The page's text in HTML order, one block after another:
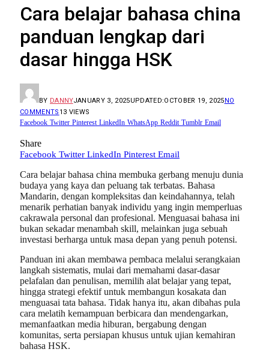
Cara belajar bahasa china
panduan lengkap dari
dasar hingga HSK
BY DANNYJANUARY 3, 2025UPDATED:OCTOBER 19, 2025NO
COMMENTS 13 VIEWS
Facebook Twitter Pinterest LinkedIn WhatsApp Reddit Tumblr Email
Share
Facebook Twitter LinkedIn Pinterest Email
Cara belajar bahasa china membuka gerbang menuju dunia
budaya yang kaya dan peluang tak terbatas. Bahasa
Mandarin, dengan kompleksitas dan keindahannya, telah
menarik perhatian banyak individu yang ingin memperluas
cakrawala personal dan profesional. Menguasai bahasa ini
bukan sekadar menambah skill, melainkan juga sebuah
investasi berharga untuk masa depan yang penuh potensi.
Panduan ini akan membawa pembaca melalui serangkaian
langkah sistematis, mulai dari memahami dasar-dasar
pelafalan dan penulisan, memilih alat belajar yang tepat,
hingga strategi efektif untuk membangun kosakata dan
menguasai tata bahasa. Tidak hanya itu, akan dibahas pula
cara melatih kemampuan berbicara dan mendengarkan,
memanfaatkan media hiburan, bergabung dengan
komunitas, serta persiapan khusus untuk ujian kemahiran
bahasa HSK.